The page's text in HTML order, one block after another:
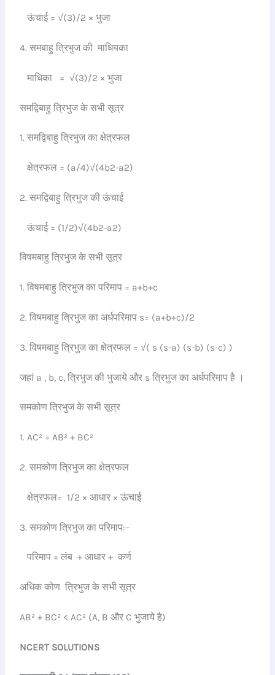
ऊंचाई = √(3)/2 × भुजा
4. समबाहु त्रिभुज की माधियका
माधिका = √(3)/2 × भुजा
समद्विबाहु त्रिभुज के सभी सूत्र
1. समद्विबाहु त्रिभुज का क्षेत्रफल
क्षेत्रफल = (a/4)√(4b2-a2)
2. समद्विबाहु त्रिभुज की ऊंचाई
ऊंचाई = (1/2)√(4b2-a2)
विषमबाहु त्रिभुज के सभी सूत्र
1. विषमबाहु त्रिभुज का परिमाप = a+b+c
2. विषमबाहु त्रिभुज का अर्धपरिमाप s= (a+b+c)/2
3. विषमबाहु त्रिभुज का क्षेत्रफल = √( s (s-a) (s-b) (s-c) )
जहां a , b, c, त्रिभुज की भुजाये और s त्रिभुज का अर्धपरिमाप है ।
समकोण त्रिभुज के सभी सूत्र
1. AC² = AB² + BC²
2. समकोण त्रिभुज का क्षेत्रफल
क्षेत्रफल= 1/2 × आधार × ऊंचाई
3. समकोण त्रिभुज का परिमाप:–
परिमाप = लंब + आधार + कर्ण
अधिक कोण त्रिभुज के सभी सूत्र
AB² + BC² < AC² (A, B और C भुजाये है)
NCERT SOLUTIONS